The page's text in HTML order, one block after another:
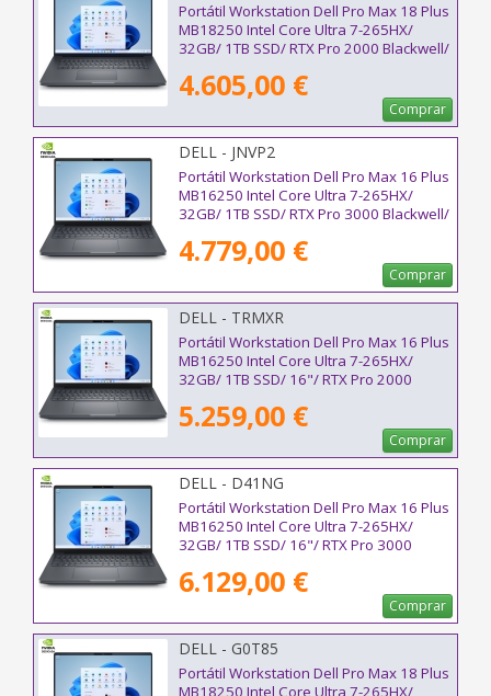
Portátil Workstation Dell Pro Max 18 Plus
MB18250 Intel Core Ultra 7-265HX/
32GB/ 1TB SSD/ RTX Pro 2000 Blackwell/
4.605,00 €
Comprar
DELL - JNVP2
Portátil Workstation Dell Pro Max 16 Plus
MB16250 Intel Core Ultra 7-265HX/
32GB/ 1TB SSD/ RTX Pro 3000 Blackwell/
4.779,00 €
Comprar
DELL - TRMXR
Portátil Workstation Dell Pro Max 16 Plus
MB16250 Intel Core Ultra 7-265HX/
32GB/ 1TB SSD/ 16"/ RTX Pro 2000
5.259,00 €
Comprar
DELL - D41NG
Portátil Workstation Dell Pro Max 16 Plus
MB16250 Intel Core Ultra 7-265HX/
32GB/ 1TB SSD/ 16"/ RTX Pro 3000
6.129,00 €
Comprar
DELL - G0T85
Portátil Workstation Dell Pro Max 18 Plus
MB18250 Intel Core Ultra 7-265HX/